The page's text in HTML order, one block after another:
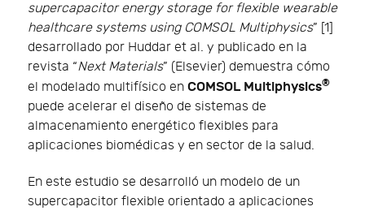
supercapacitor energy storage for flexible wearable
healthcare systems using COMSOL Multiphysics” [1]
desarrollado por Huddar et al. y publicado en la
revista “Next Materials” (Elsevier) demuestra cómo
el modelado multifísico en COMSOL Multiphysics®
puede acelerar el diseño de sistemas de
almacenamiento energético flexibles para
aplicaciones biomédicas y en sector de la salud.
En este estudio se desarrolló un modelo de un
supercapacitor flexible orientado a aplicaciones